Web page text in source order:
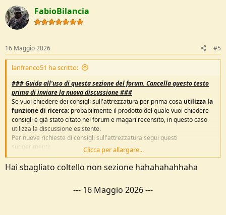
c
t
i
o
s
:
FabioBilancia
16 Maggio 2026 #5
lanfranco51 ha scritto:
###Guida all'uso di questa sezione del forum. Cancella questo testo
prima di inviare la nuova discussione ###
Se vuoi chiedere dei consigli sull'attrezzatura per prima cosa utilizza la
funzione di ricerca: probabilmente il prodotto del quale vuoi chiedere
consigli è già stato citato nel forum e magari recensito, in questo caso
utilizza la discussione esistente.
Per nuove richieste di consigli sull'attrezzatura segui questi
suggerimenti:
Indica
l'utilizzo che vuoi farne: non tutti i prodotti vanno bene
per tutto.
impermeabilità, volume, resistenza
Clicca per allargare...
Hai sbagliato coltello non sezione hahahahahhaha
--- 16 Maggio 2026---